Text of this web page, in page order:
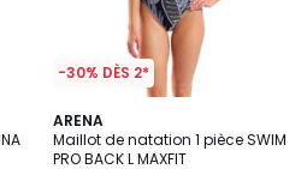
-30% DÈS 2*
ARENA
Maillot de natation 1 pièce SWIM
PRO BACK L MAXFIT